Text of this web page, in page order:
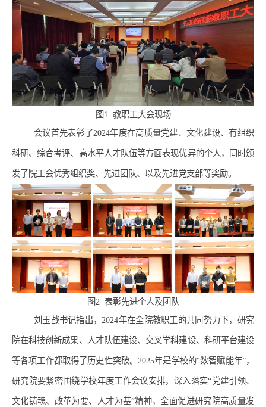
图1 教职工大会现场
会议首先表彰了2024年度在高质量党建、文化建设、有组织
科研、综合考评、高水平人才队伍等方面表现优异的个人，同时颁
发了院工会优秀组织奖、先进团队、以及先进党支部等奖励。
图2 表彰先进个人及团队
刘玉战书记指出，2024年在全院教职工的共同努力下，研究
院在科技创新成果、人才队伍建设、交叉学科建设、科研平台建设
等各项工作都取得了历史性突破。2025年是学校的“数智赋能年”，
研究院要紧密围绕学校年度工作会议安排，深入落实“党建引领、
文化铸魂、改革为要、人才为基”精神，全面促进研究院高质量发